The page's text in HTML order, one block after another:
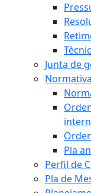
Junta de
Normativa
Pla
Perfil de
Pla de